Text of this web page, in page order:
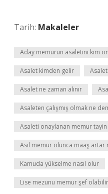
Tarih: Makaleler
Aday memurun asaletini kim
Asalet kimden gelir
Asalet ne zaman alınır
Asaleten çalışmış olmak ne
Asaleti onaylanan memur
Asil memur olunca maaş artar
Kamuda yükselme nasıl olur
Lise mezunu memur şef